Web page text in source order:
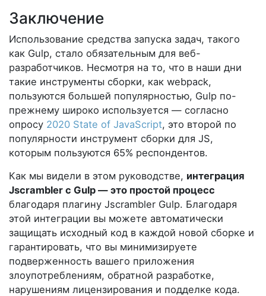
              "encoding": [
              ]
            }
          },
          {
            "name": "regexObfuscation"
          },
          {
            "name": "booleanToAnything"
          }
        ]
    }))
    .pipe(gulp.dest('dist/'))
    .on('end', done);
});
Заключение
Использование средства запуска задач, такого
как Gulp, стало обязательным для веб-
разработчиков. Несмотря на то, что в наши дни
такие инструменты сборки, как webpack,
пользуются большей популярностью, Gulp по-
прежнему широко используется — согласно
опросу 2020 State of JavaScript, это второй по
популярности инструмент сборки для JS,
которым пользуются 65% респондентов.
Как мы видели в этом руководстве, интеграция
Jscrambler с Gulp — это простой процесс
благодаря плагину Jscrambler Gulp. Благодаря
этой интеграции вы можете автоматически
защищать исходный код в каждой новой сборке и
гарантировать, что вы минимизируете
подверженность вашего приложения
злоупотреблениям, обратной разработке,
нарушениям лицензирования и подделке кода.